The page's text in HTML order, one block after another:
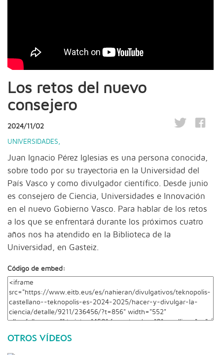
Los retos del nuevo
consejero
2024/11/02
UNIVERSIDADES
Juan Ignacio Pérez Iglesias es una persona conocida,
sobre todo por su trayectoria en la Universidad del
País Vasco y como divulgador científico. Desde junio
es consejero de Ciencia, Universidades e Innovación
en el nuevo Gobierno Vasco. Para hablar de los retos
a los que se enfrentará durante los próximos cuatro
años nos ha atendido en la Biblioteca de la
Universidad, en Gasteiz.
Código de embed:
OTROS VÍDEOS